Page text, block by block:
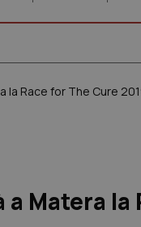
la Race for The Cure
Matera la